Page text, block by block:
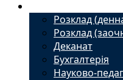
Розклад
Розклад
Деканат
Бухгалтерія
Науково-